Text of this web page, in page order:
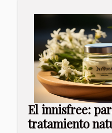
El innisfree:
tratamiento